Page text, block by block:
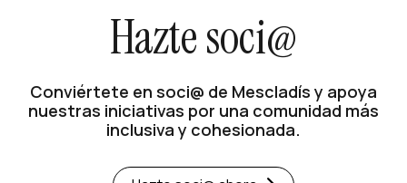
Hazte soci@
Conviértete en soci@ de Mescladís y apoya
nuestras iniciativas por una comunidad más
inclusiva y cohesionada.